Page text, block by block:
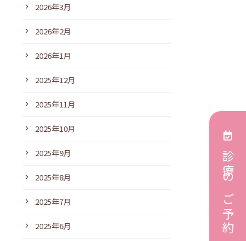
2026年3月
2026年2月
2026年1月
2025年12月
2025年11月
2025年10月
2025年9月
2025年8月
2025年7月
2025年6月 診療のご予約